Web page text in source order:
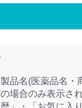
品名(医薬品名・
場合のみ表示され